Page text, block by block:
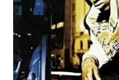
Era
マイアカウント
会員登録
ログイン
New Arrivals
7"
CD
Cassette
Japanese
R&B
80's Classics
90's Classics
Contemporary
Slow Jams
Electronic
12"
HipHop
R&B
Soul/Funk
All
Soul/Funk
Jazz/Fusion
Rock/Pop
World
1970s